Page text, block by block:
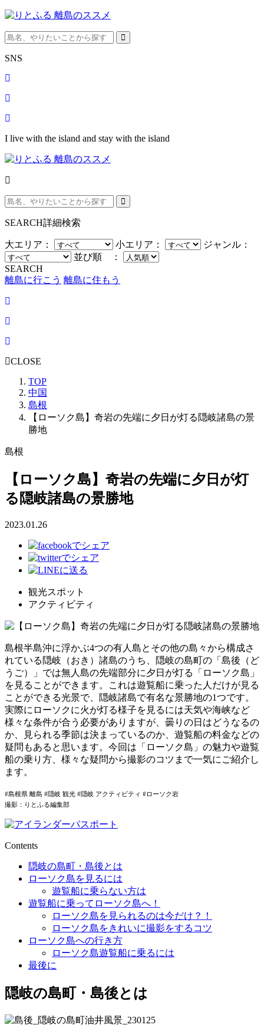
SNS
I live with the island and stay with the island
SEARCH詳細検索
大エリア： 小エリア：
ジャンル：
並び順 ：
SEARCH
離島に行こう 離島に住もう
CLOSE
TOP
中国
島根
【ローソク島】奇岩の先端に夕日が灯る隠岐諸島の景
勝地
島根
【ローソク島】奇岩の先端に夕日が灯
る隠岐諸島の景勝地
2023.01.26
観光スポット
アクティビティ
島根半島沖に浮かぶ4つの有人島とその他の島々から構成さ
れている隠岐（おき）諸島のうち、隠岐の島町の「島後（ど
うご）」では無人島の先端部分に夕日が灯る「ローソク島」
を見ることができます。これは遊覧船に乗った人だけが見る
ことができる光景で、隠岐諸島で有名な景勝地の1つです。
実際にローソクに火が灯る様子を見るには天気や海峡など
様々な条件が合う必要がありますが、曇りの日はどうなるの
か、見られる季節は決まっているのか、遊覧船の料金などの
疑問もあると思います。今回は「ローソク島」の魅力や遊覧
船の乗り方、様々な疑問から撮影のコツまで一気にご紹介し
ます。
#島根県 離島 #隠岐 観光 #隠岐 アクティビティ #ローソク岩
撮影：りとふる編集部
Contents
隠岐の島町・島後とは
ローソク島を見るには
遊覧船に乗らない方は
遊覧船に乗ってローソク島へ！
ローソク島を見られるのは今だけ？！
ローソク島をきれいに撮影をするコツ
ローソク島への行き方
ローソク島遊覧船に乗るには
最後に
隠岐の島町・島後とは